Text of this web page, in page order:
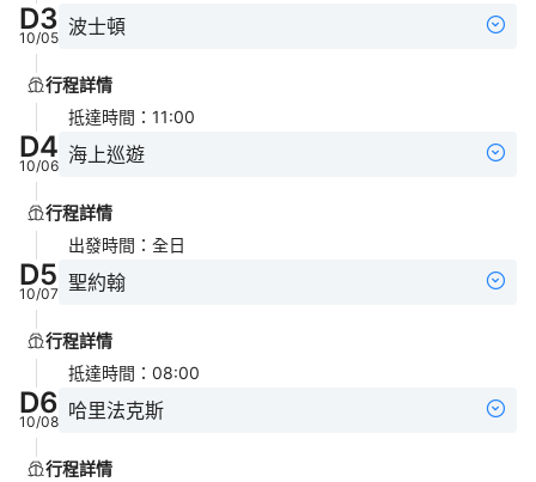
D3
10/05 波士頓
行程詳情
抵達時間 ： 11:00
D4
10/06 海上巡遊
行程詳情
出發時間 ： 全日
D5
10/07 聖約翰
行程詳情
抵達時間 ： 08:00
D6
10/08 哈里法克斯
行程詳情